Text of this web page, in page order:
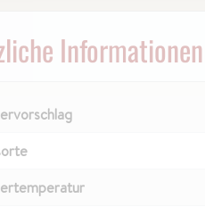
Informationen